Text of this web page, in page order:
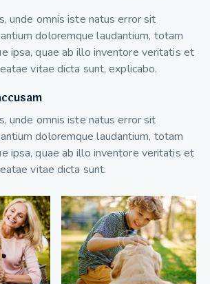
unde omnis iste natus error sit
doloremque laudantium, totam
ipsa, quae ab illo inventore veritatis et
vitae dicta sunt, explicabo.
unde omnis iste natus error sit
doloremque laudantium, totam
ipsa, quae ab illo inventore veritatis et
vitae dicta sunt.